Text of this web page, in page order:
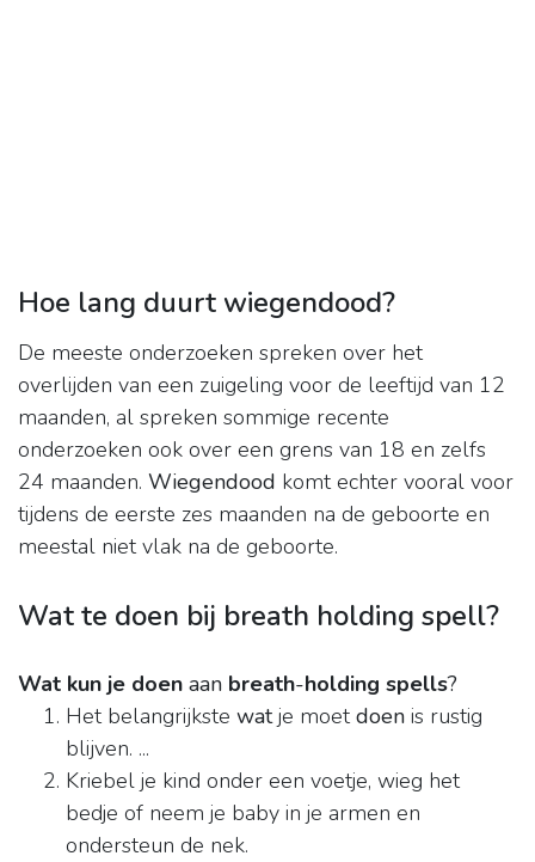
Hoe lang duurt wiegendood?
De meeste onderzoeken spreken over het
overlijden van een zuigeling voor de leeftijd van 12
maanden, al spreken sommige recente
onderzoeken ook over een grens van 18 en zelfs
24 maanden. Wiegendood komt echter vooral voor
tijdens de eerste zes maanden na de geboorte en
meestal niet vlak na de geboorte.
Wat te doen bij breath holding spell?
Wat kun je doen aan breath-holding spells?
Het belangrijkste watje moetdoen is rustig
blijven. ...
Kriebel je kind onder een voetje, wieg het
bedje of neem je baby in je armen en
ondersteun de nek.